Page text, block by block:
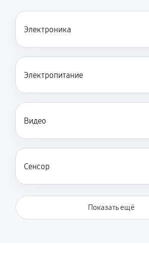
Электроника
Электропитание
Видео
Сенсор
Показать ещё